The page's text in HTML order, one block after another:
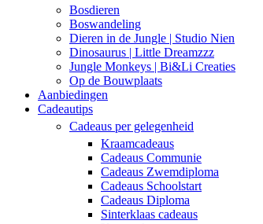
Bosdieren
Boswandeling
Dieren in de Jungle | Studio Nien
Dinosaurus | Little Dreamzzz
Jungle Monkeys | Bi&Li Creaties
Op de Bouwplaats
Aanbiedingen
Cadeautips
Cadeaus per gelegenheid
Kraamcadeaus
Cadeaus Communie
Cadeaus Zwemdiploma
Cadeaus Schoolstart
Cadeaus Diploma
Sinterklaas cadeaus